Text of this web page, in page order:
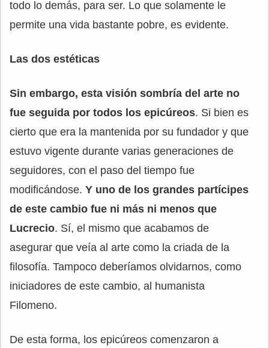
todo lo demás, para ser. Lo que solamente le
permite una vida bastante pobre, es evidente.
Las dos estéticas
Sin embargo, esta visión sombría del arte no
fue seguida por todos los epicúreos. Si bien es
cierto que era la mantenida por su fundador y que
estuvo vigente durante varias generaciones de
seguidores, con el paso del tiempo fue
modificándose. Y uno de los grandes partícipes
de este cambio fue ni más ni menos que
Lucrecio. Sí, el mismo que acabamos de
asegurar que veía al arte como la criada de la
filosofía. Tampoco deberíamos olvidarnos, como
iniciadores de este cambio, al humanista
Filomeno.
De esta forma, los epicúreos comenzaron a